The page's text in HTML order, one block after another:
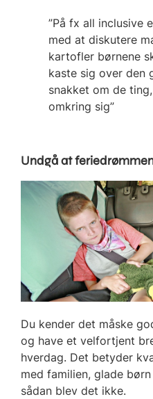
”På fx all inclusive
med at diskutere
kartofler børnene
kaste sig over den
snakket om de
omkring sig”
Undgå at
Du kender det måske
og have et velfortjent
hverdag. Det betyder
med familien, glade
sådan blev det ikke.